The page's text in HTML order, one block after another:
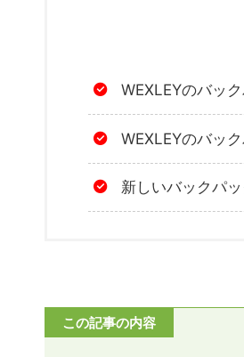
WEXLEYのバッ
WEXLEYのバッ
新しいバックパ
この記事の内容